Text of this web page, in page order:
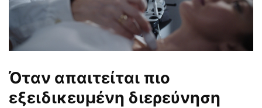
Όταν απαιτείται πιο
εξειδικευμένη διερεύνηση